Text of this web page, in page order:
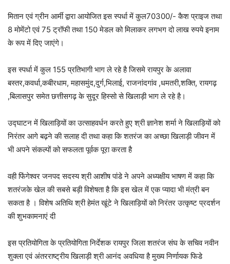
मितान एवं ग्रीन आर्मी द्वारा आयोजित इस स्पर्धा में कुल70300/- कैश प्राइज तथा
8 मोमेंटो एवं 75 ट्रॉफी तथा 150 मेडल को मिलाकर लगभग दो लाख रुपये इनाम
के रूप में दिए जाएंगे।
इस स्पर्धा में कुल 155 प्रतिभागी भाग ले रहे है जिसमे रायपुर के अलावा
बस्तर,कवर्धा,कबीरधाम, महासमुंद,दुर्ग,भिलाई, राजनांदगांव ,धमतरी,शक्ति, रायगढ़
,बिलासपुर समेत छत्तीसगढ़ के सुदूर हिस्सो से खिलाड़ी भाग ले रहे है।
उद्घाटन में खिलाड़ियों का उत्साहवर्धन करते हुए श्री ज्ञानेश शर्मा ने खिलाड़ियों को
निरंतर आगे बढ़ने की सलाह दी तथा कहा कि शतरंज का अच्छा खिलाड़ी जीवन में
भी अपने संकल्पों को सफलता पूर्वक पूरा करता है
वही फिंगेश्वर जनपद सदस्य श्री आशीष पांडे ने अपने अध्यक्षीय भाषण में कहा कि
शतरंजके खेल की सबसे बड़ी विशेषता है कि इस खेल में एक प्यादा भी मंत्री बन
सकता है । विशेष अतिथि श्री हेमंत खूंटे ने खिलाड़ियों को निरंतर उत्कृष्ट प्रदर्शन
की शुभकामनाएं दी
इस प्रतियोगिता के प्रतियोगिता निर्देशक रायपुर जिला शतरंज संघ के सचिव नवीन
शुक्ला एवं अंतरराष्ट्रीय खिलाड़ी श्री आनंद अवधिया है मुख्य निर्णायक फिडे